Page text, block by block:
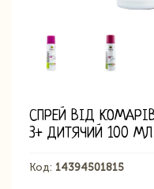
СПРЕЙ ВІД
3+ ДИТЯЧИЙ 100 МЛ
Код: 14394501815